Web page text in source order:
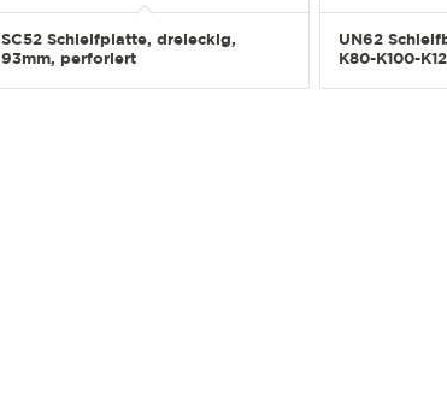
SC52 Schleifplatte, dreieckig,
93mm, perforiert
UN62
K80-K100-